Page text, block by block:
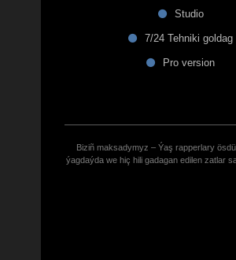
Studio
7/24 Tehniki goldag
Pro version
Biziñ maksadymyz – Ýaş rapperlary
ýagdaýda we hiç hili gadagan edilen zatlar